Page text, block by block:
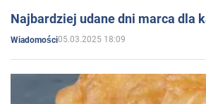
Najbardziej udane dni marca dla
Wiadomości05.03.2025 18:09